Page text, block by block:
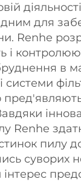
для
Renhe
і
в
системи
Renhe
пилу
суворих